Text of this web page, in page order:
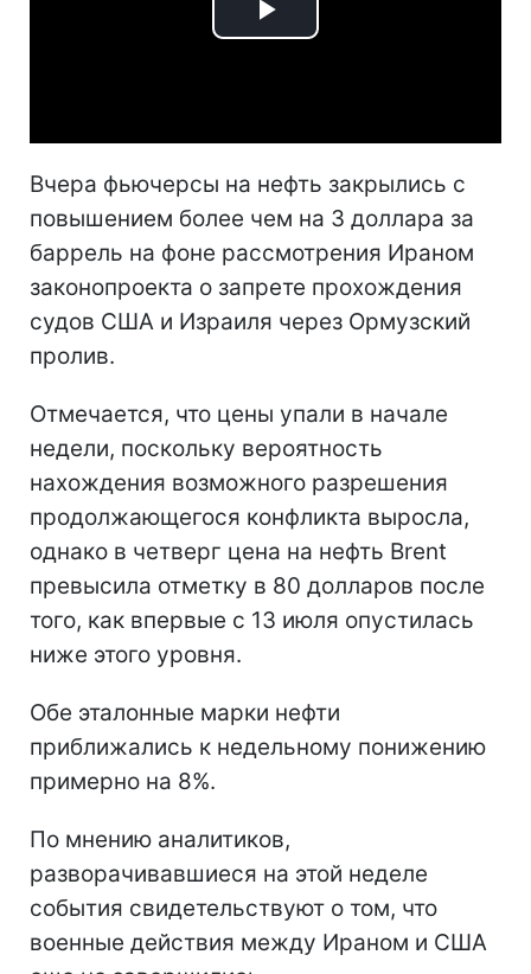
Play
Вчера фьючерсы на нефть закрылись с
повышением более чем на 3 доллара за
баррель на фоне рассмотрения Ираном
законопроекта о запрете прохождения
судов США и Израиля через Ормузский
пролив.
Отмечается, что цены упали в начале
недели, поскольку вероятность
нахождения возможного разрешения
продолжающегося конфликта выросла,
однако в четверг цена на нефть Brent
превысила отметку в 80 долларов после
того, как впервые с 13 июля опустилась
ниже этого уровня.
Обе эталонные марки нефти
приближались к недельному понижению
примерно на 8%.
По мнению аналитиков,
разворачивавшиеся на этой неделе
события свидетельствуют о том, что
военные действия между Ираном и США